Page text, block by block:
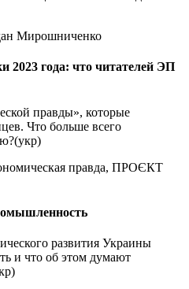
Мирошниченко
2023 года: что читателей ЭП
правды», которые
Что больше всего
правда, ПРОЄКТ
развития Украины
и что об этом думают